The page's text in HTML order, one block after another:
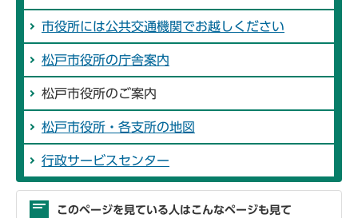
市役所には公共交通機関でお越しください
松戸市役所の庁舎案内
松戸市役所のご案内
松戸市役所・各支所の地図
行政サービスセンター
このページを見ている人はこんなページも見て